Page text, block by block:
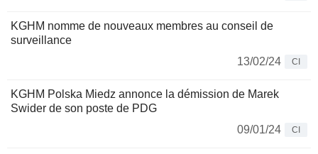
KGHM nomme de nouveaux membres au conseil de
surveillance
13/02/24
CI
KGHM Polska Miedz annonce la démission de Marek
Swider de son poste de PDG
09/01/24
CI